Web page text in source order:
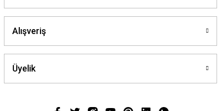
Alışveriş
Üyelik